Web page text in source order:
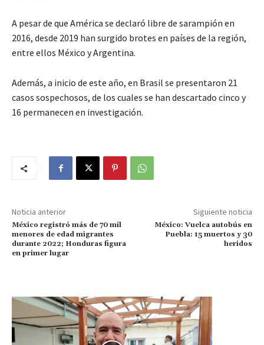
A pesar de que América se declaró libre de sarampión en
2016, desde 2019 han surgido brotes en países de la región,
entre ellos México y Argentina.
Además, a inicio de este año, en Brasil se presentaron 21
casos sospechosos, de los cuales se han descartado cinco y
16 permanecen en investigación.
Noticia anterior
México registró más de 70 mil
menores de edad migrantes
durante 2022; Honduras figura
en primer lugar
Siguiente noticia
México: Vuelca autobús en
Puebla: 15 muertos y 30
heridos